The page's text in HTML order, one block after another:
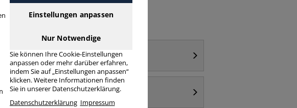
gesucht
Motivordner
21x22,5cm
Motivordner
Einstellungen anpassen
Nur Notwendige
Sie können Ihre Cookie-Einstellungen
anpassen oder mehr darüber erfahren,
indem Sie auf „Einstellungen anpassen“
klicken. Weitere Informationen finden
Sie in unserer Datenschutzerklärung.
Datenschutzerklärung Impressum